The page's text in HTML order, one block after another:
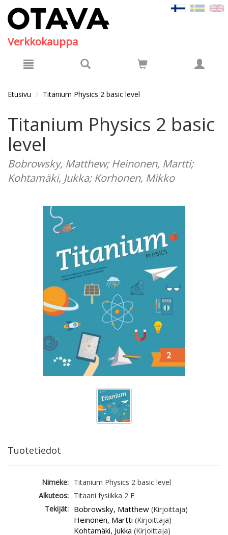
Verkkokauppa
Etusivu Titanium Physics 2 basic level
Titanium Physics 2 basic
level
Bobrowsky, Matthew; Heinonen, Martti;
Kohtamäki, Jukka; Korhonen, Mikko
Tuotetiedot
Nimeke: Titanium Physics 2 basic level
Alkuteos: Titaani fysiikka 2 E
Tekijät: Bobrowsky, Matthew (Kirjoittaja)
Heinonen, Martti (Kirjoittaja)
Kohtamäki, Jukka (Kirjoittaja)